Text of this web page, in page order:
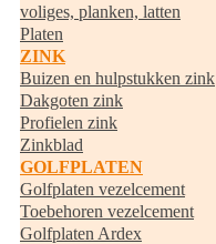
voliges, planken, latten
Platen
ZINK
Buizen en hulpstukken zink
Dakgoten zink
Profielen zink
Zinkblad
GOLFPLATEN
Golfplaten vezelcement
Toebehoren vezelcement
Golfplaten Ardex